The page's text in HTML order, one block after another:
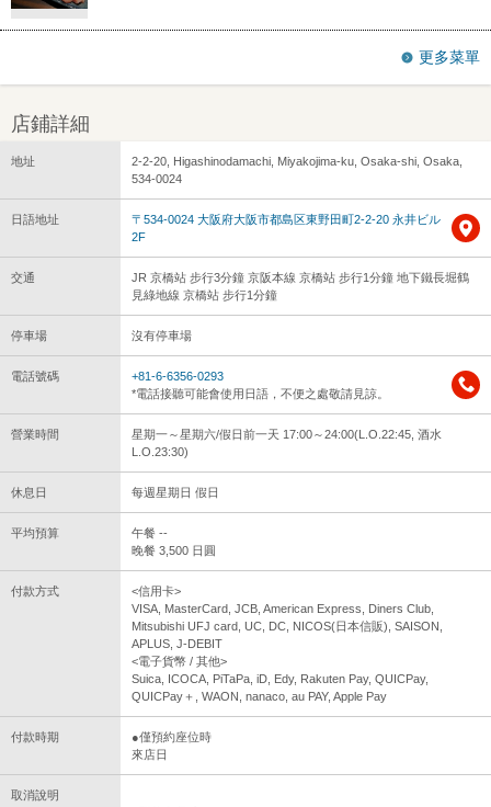
更多菜單
店鋪詳細
地址
2-2-20, Higashinodamachi, Miyakojima-ku, Osaka-shi, Osaka,
534-0024
日語地址
〒534-0024 大阪府大阪市都島区東野田町2-2-20 永井ビル
2F
交通
JR 京橋站 步行3分鐘 京阪本線 京橋站 步行1分鐘 地下鐵長堀鶴
見綠地線 京橋站 步行1分鐘
停車場 沒有停車場
電話號碼
+81-6-6356-0293
*電話接聽可能會使用日語，不便之處敬請見諒。
營業時間
星期一～星期六/假日前一天 17:00～24:00(L.O.22:45, 酒水
L.O.23:30)
休息日 每週星期日 假日
平均預算
午餐 --
晚餐 3,500 日圓
付款方式
<信用卡>
VISA, MasterCard, JCB, American Express, Diners Club,
Mitsubishi UFJ card, UC, DC, NICOS(日本信販), SAISON,
APLUS, J-DEBIT
<電子貨幣 / 其他>
Suica, ICOCA, PiTaPa, iD, Edy, Rakuten Pay, QUICPay,
QUICPay＋, WAON, nanaco, au PAY, Apple Pay
付款時期
●僅預約座位時
來店日
取消說明